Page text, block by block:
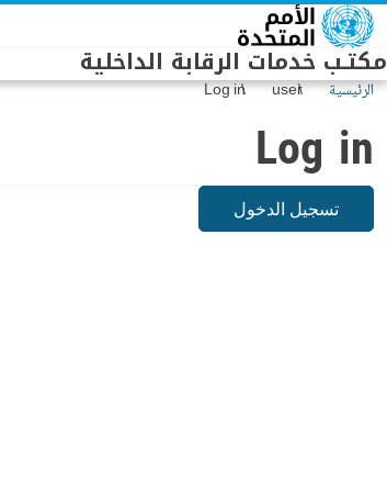
Skip to main content
مكتـب خدمات الرقابة الداخلية
الرئيسية user
Log in
Log in
تسجيل الدخول